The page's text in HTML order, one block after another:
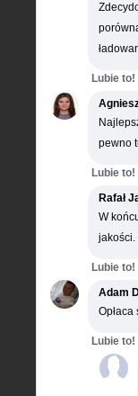
Lubie to!
pewno
Lubie to!
Rafał
W
jakości.
Lubie to!
Adam
Lubie to!